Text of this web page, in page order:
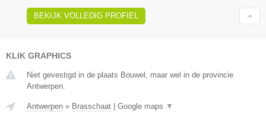
BEKIJK VOLLEDIG PROFIEL
KLIK GRAPHICS
Niet gevestigd in de plaats Bouwel, maar wel in de provincie
Antwerpen.
Antwerpen » Brasschaat Google maps ▼